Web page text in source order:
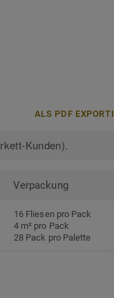
ALS PDF
Kunden).
Verpackung
16 Fliesen pro Pack
4 m² pro Pack
28 Pack pro Palette